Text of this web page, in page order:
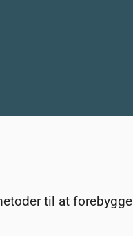
til at forebygge